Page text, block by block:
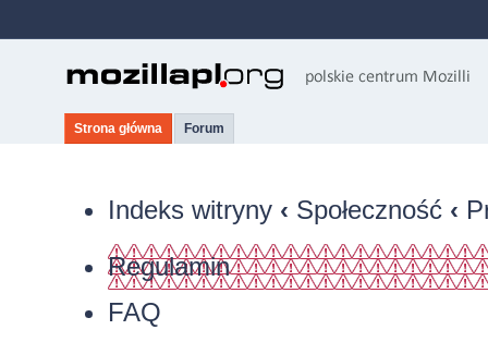
Strona główna Forum
Indeks witryny ‹ Społeczność ‹
Regulamin
FAQ